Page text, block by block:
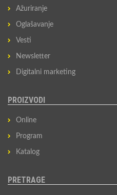
Ažuriranje
Oglašavanje
Vesti
Newsletter
Digitalni marketing
PROIZVODI
Online
Program
Katalog
PRETRAGE